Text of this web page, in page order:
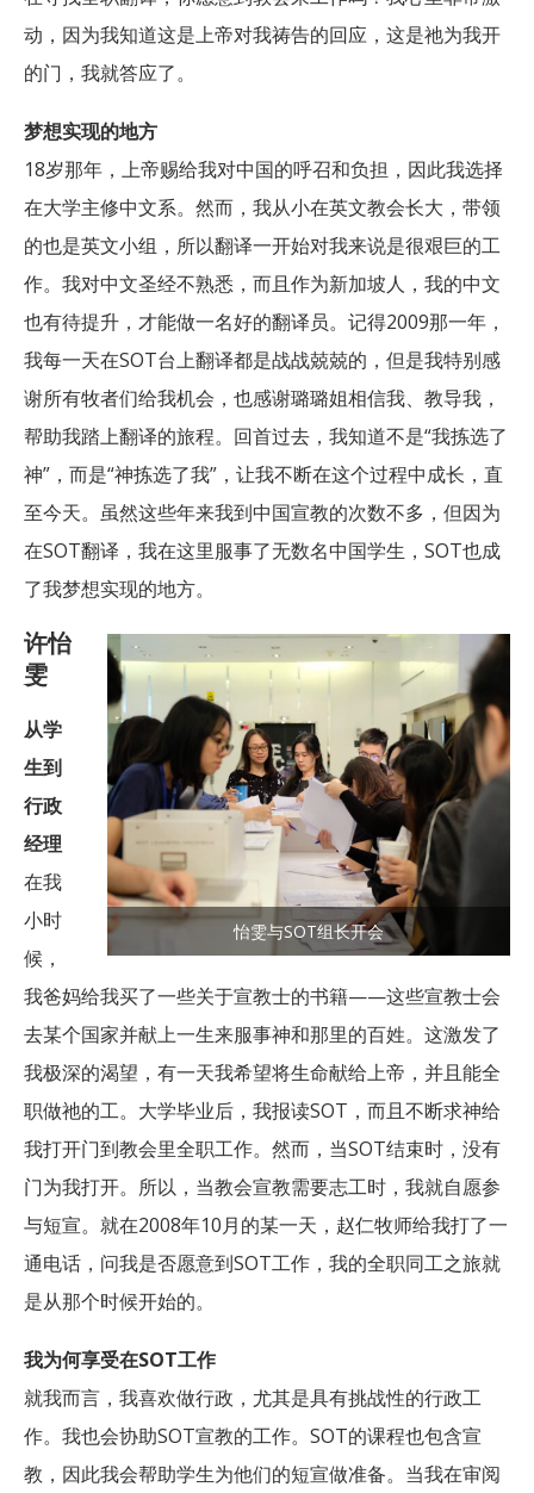
动，因为我知道这是上帝对我祷告的回应，这是祂为我开
的门，我就答应了。
梦想实现的地方
18岁那年，上帝赐给我对中国的呼召和负担，因此我选择
在大学主修中文系。然而，我从小在英文教会长大，带领
的也是英文小组，所以翻译一开始对我来说是很艰巨的工
作。我对中文圣经不熟悉，而且作为新加坡人，我的中文
也有待提升，才能做一名好的翻译员。记得2009那一年，
我每一天在SOT台上翻译都是战战兢兢的，但是我特别感
谢所有牧者们给我机会，也感谢璐璐姐相信我、教导我，
帮助我踏上翻译的旅程。回首过去，我知道不是“我拣选了
神”，而是“神拣选了我”，让我不断在这个过程中成长，直
至今天。虽然这些年来我到中国宣教的次数不多，但因为
在SOT翻译，我在这里服事了无数名中国学生，SOT也成
了我梦想实现的地方。
怡雯与SOT组长开会
许怡
雯
从学
生到
行政
经理
在我
小时
候，
我爸妈给我买了一些关于宣教士的书籍——这些宣教士会
去某个国家并献上一生来服事神和那里的百姓。这激发了
我极深的渴望，有一天我希望将生命献给上帝，并且能全
职做祂的工。大学毕业后，我报读SOT，而且不断求神给
我打开门到教会里全职工作。然而，当SOT结束时，没有
门为我打开。所以，当教会宣教需要志工时，我就自愿参
与短宣。就在2008年10月的某一天，赵仁牧师给我打了一
通电话，问我是否愿意到SOT工作，我的全职同工之旅就
是从那个时候开始的。
我为何享受在SOT工作
就我而言，我喜欢做行政，尤其是具有挑战性的行政工
作。我也会协助SOT宣教的工作。SOT的课程也包含宣
教，因此我会帮助学生为他们的短宣做准备。当我在审阅